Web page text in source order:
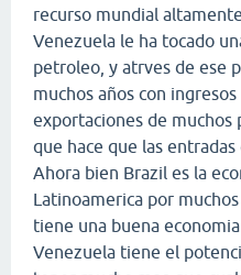
recurso mundial
Venezuela le ha tocado
petroleo, y atrves de ese
muchos años con
exportaciones de muchos
que hace que las
Ahora bien Brazil es la
Latinoamerica por
tiene una buena
Venezuela tiene el